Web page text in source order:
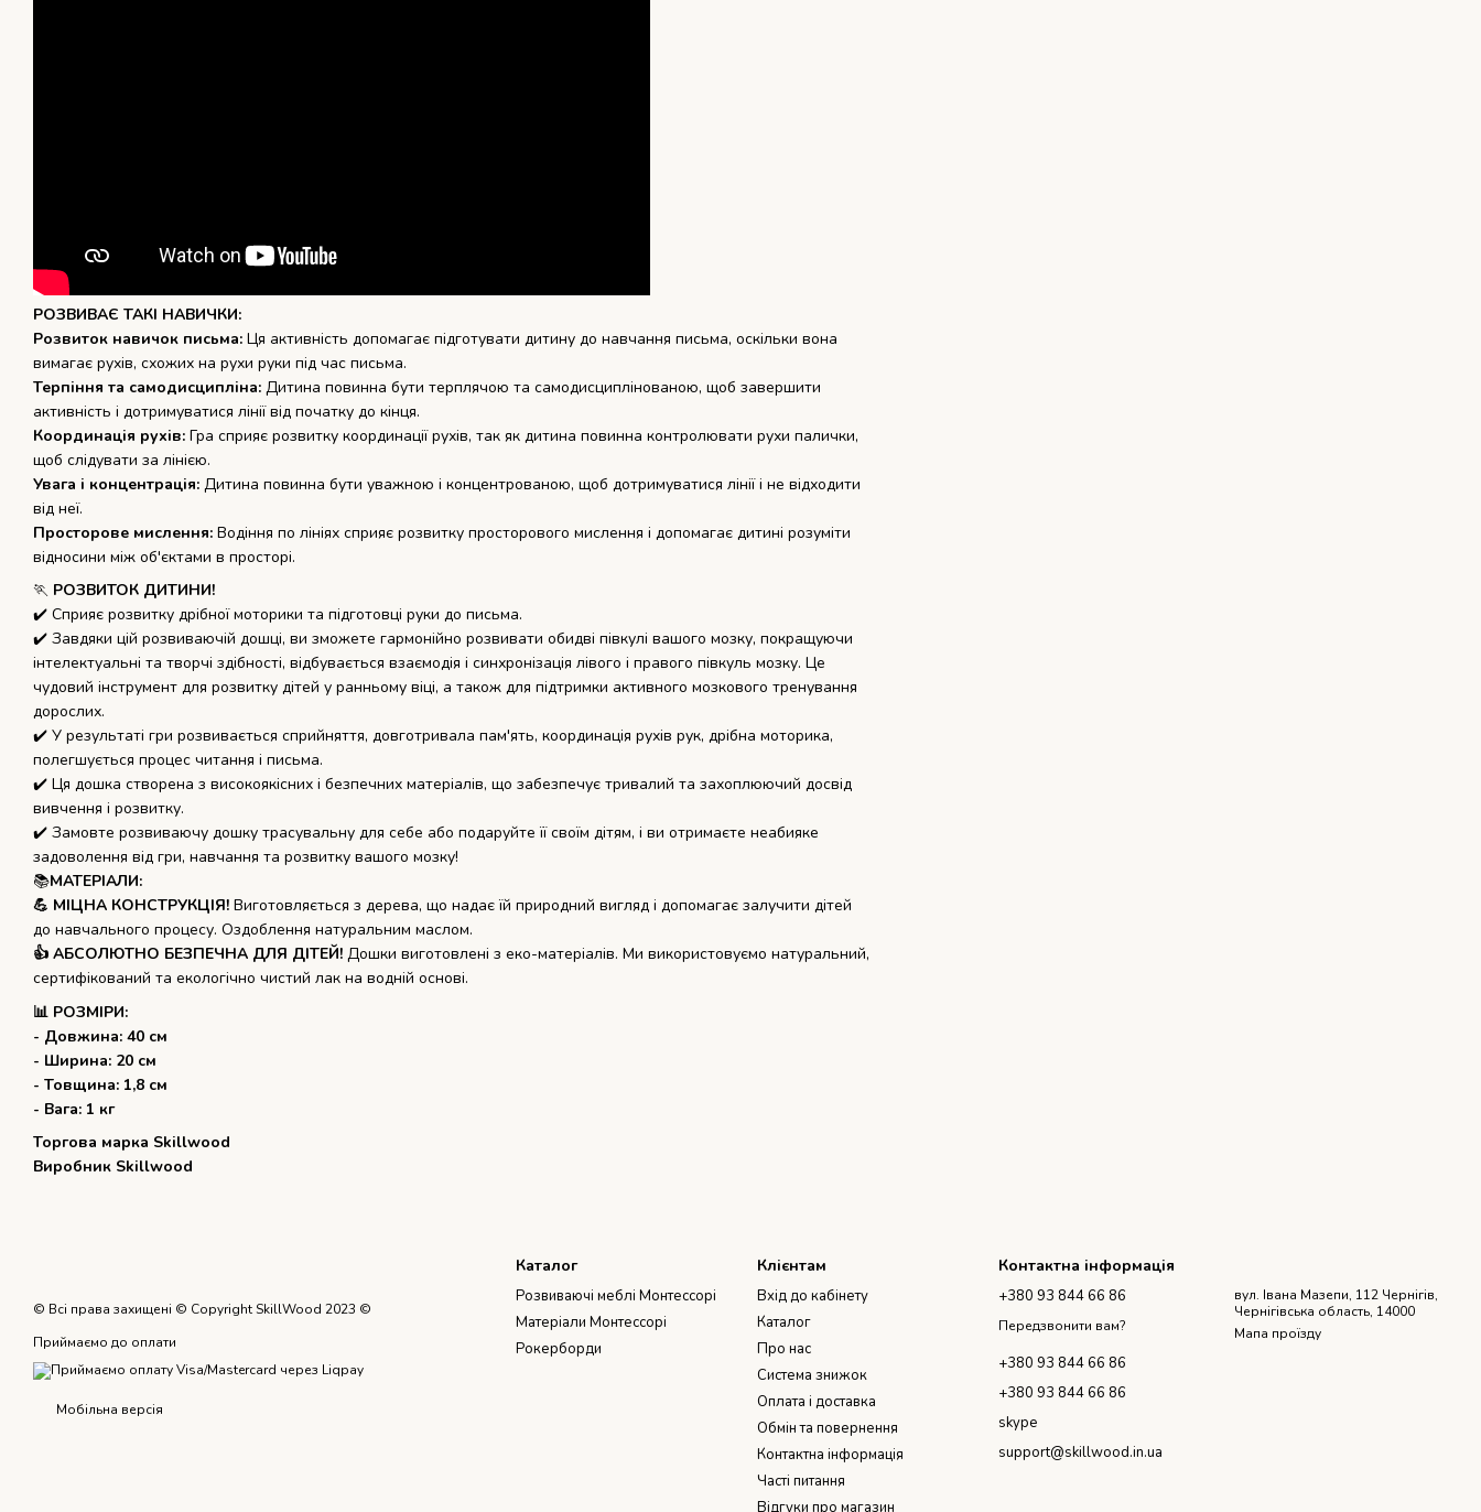
РОЗВИВАЄ ТАКІ НАВИЧКИ:
Розвиток навичок письма: Ця активність допомагає підготувати дитину до навчання письма, оскільки вона
вимагає рухів, схожих на рухи руки під час письма.
Терпіння та самодисципліна: Дитина повинна бути терплячою та самодисциплінованою, щоб завершити
активність і дотримуватися лінії від початку до кінця.
Координація рухів: Гра сприяє розвитку координації рухів, так як дитина повинна контролювати рухи палички,
щоб слідувати за лінією.
Увага і концентрація: Дитина повинна бути уважною і концентрованою, щоб дотримуватися лінії і не відходити
від неї.
Просторове мислення: Водіння по лініях сприяє розвитку просторового мислення і допомагає дитині розуміти
відносини між об'єктами в просторі.
🏃 РОЗВИТОК ДИТИНИ!
✔️ Сприяє розвитку дрібної моторики та підготовці руки до письма.
✔️ Завдяки цій розвиваючій дошці, ви зможете гармонійно розвивати обидві півкулі вашого мозку, покращуючи
інтелектуальні та творчі здібності, відбувається взаємодія і синхронізація лівого і правого півкуль мозку. Це
чудовий інструмент для розвитку дітей у ранньому віці, а також для підтримки активного мозкового тренування
дорослих.
✔️ У результаті гри розвивається сприйняття, довготривала пам'ять, координація рухів рук, дрібна моторика,
полегшується процес читання і письма.
✔️ Ця дошка створена з високоякісних і безпечних матеріалів, що забезпечує тривалий та захоплюючий досвід
вивчення і розвитку.
✔️ Замовте розвиваючу дошку трасувальну для себе або подаруйте її своїм дітям, і ви отримаєте неабияке
задоволення від гри, навчання та розвитку вашого мозку!
📚МАТЕРІАЛИ:
💪 МІЦНА КОНСТРУКЦІЯ! Виготовляється з дерева, що надає їй природний вигляд і допомагає залучити дітей
до навчального процесу. Оздоблення натуральним маслом.
👍 АБСОЛЮТНО БЕЗПЕЧНА ДЛЯ ДІТЕЙ! Дошки виготовлені з еко-матеріалів. Ми використовуємо натуральний,
сертифікований та екологічно чистий лак на водній основі.
📊 РОЗМІРИ:
- Довжина: 40 см
- Ширина: 20 см
- Товщина: 1,8 см
- Вага: 1 кг
Торгова марка Skillwood
Виробник Skillwood
© Всі права захищені © Copyright SkillWood 2023 ©
Приймаємо до оплати
Мобільна версія
Каталог
Розвиваючі меблі Монтессорі
Матеріали Монтессорі
Рокерборди
Клієнтам
Вхід до кабінету
Каталог
Про нас
Система знижок
Оплата і доставка
Обмін та повернення
Контактна інформація
Часті питання
Відгуки про магазин
Контактна інформація
+380 93 844 66 86
Передзвонити вам?
+380 93 844 66 86
+380 93 844 66 86
skype
support@skillwood.in.ua
вул. Івана Мазепи, 112 Чернігів,
Чернігівська область, 14000
Мапа проїзду